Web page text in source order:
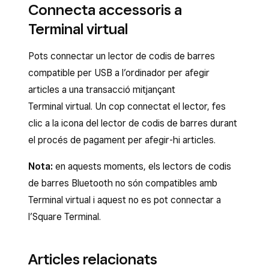
Connecta accessoris a
Terminal virtual
Pots connectar un lector de codis de barres
compatible per USB a l’ordinador per afegir
articles a una transacció mitjançant
Terminal virtual. Un cop connectat el lector, fes
clic a la icona del lector de codis de barres durant
el procés de pagament per afegir-hi articles.
Nota: en aquests moments, els lectors de codis
de barres Bluetooth no són compatibles amb
Terminal virtual i aquest no es pot connectar a
l’Square Terminal.
Articles relacionats